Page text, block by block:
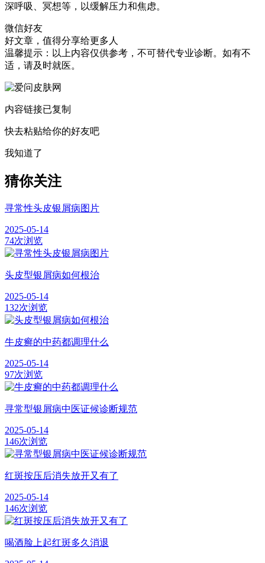
深呼吸、冥想等，以缓解压力和焦虑。
微信好友
好文章，值得分享给更多人
温馨提示：以上内容仅供参考，不可替代专业诊断。如有不
适，请及时就医。
内容链接已复制
快去粘贴给你的好友吧
我知道了
猜你关注
寻常性头皮银屑病图片
2025-05-14
74次浏览
头皮型银屑病如何根治
2025-05-14
132次浏览
牛皮癣的中药都调理什么
2025-05-14
97次浏览
寻常型银屑病中医证候诊断规范
2025-05-14
146次浏览
红斑按压后消失放开又有了
2025-05-14
146次浏览
喝酒脸上起红斑多久消退